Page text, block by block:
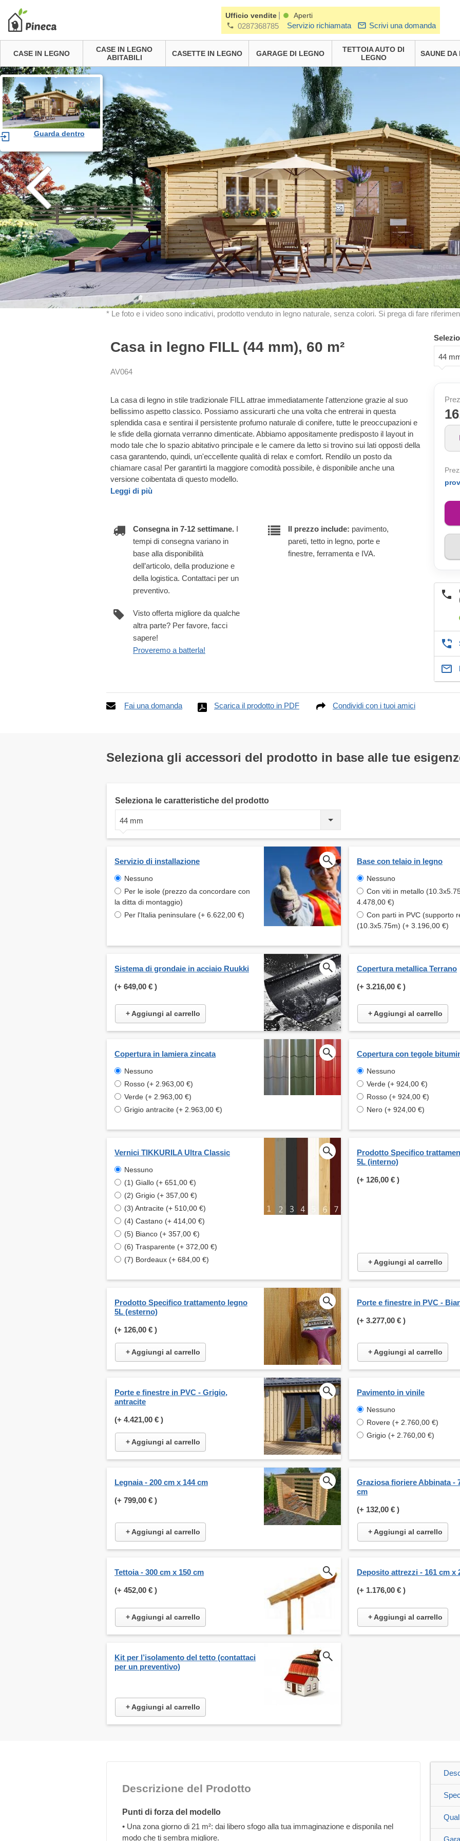
Ufficio vendite Aperti
0287368785 Servizio richiamata Scrivi una domanda
CASE IN LEGNO
CASE IN LEGNO
ABITABILI
CASETTE IN LEGNO GARAGE DI LEGNO
TETTOIA AUTO DI
LEGNO
SAUNE DA
Guarda dentro
* Le foto e i video sono indicativi, prodotto venduto in legno naturale, senza colori. Si prega di fare
Casa in legno FILL (44 mm), 60 m²
AV064
La casa di legno in stile tradizionale FILL attrae immediatamente l'attenzione grazie al suo
bellissimo aspetto classico. Possiamo assicurarti che una volta che entrerai in questa
splendida casa e sentirai il ​​persistente profumo naturale di conifere, tutte le preoccupazioni e
le sfide della giornata verranno dimenticate. Abbiamo appositamente predisposto il layout in
modo tale che lo spazio abitativo principale e le camere da letto si trovino sui lati opposti della
casa garantendo, quindi, un'eccellente qualità di relax e comfort. Rendilo un posto da
chiamare casa! Per garantirti la maggiore comodità possibile, è disponibile anche una
versione coibentata di questo modello.
Leggi di più
Consegna in 7-12 settimane. I
tempi di consegna variano in
base alla disponibilità
dell’articolo, della produzione e
della logistica. Contattaci per un
preventivo.
Il prezzo include: pavimento,
pareti, tetto in legno, porte e
finestre, ferramenta e IVA.
Visto offerta migliore da qualche
altra parte? Per favore, facci
sapere!
Proveremo a batterla!
44
Fai una domanda Scarica il prodotto in PDF Condividi con i tuoi amici
Seleziona gli accessori del prodotto in base alle tue
Seleziona le caratteristiche del prodotto
44 mm
Servizio di installazione
Nessuno
Per le isole (prezzo da concordare con
la ditta di montaggio)
Per l'Italia peninsulare (+ 6.622,00 €)
Base con telaio in legno
Nessuno
Con viti in metallo
4.478,00 €)
Con parti in PVC (supporto
(10.3x5.75m) (+ 3.196,00 €)
Sistema di grondaie in acciaio Ruukki
(+ 649,00 € )
+ Aggiungi al carrello
Copertura metallica Terrano
(+ 3.216,00 € )
+ Aggiungi al carrello
Copertura in lamiera zincata
Nessuno
Rosso (+ 2.963,00 €)
Verde (+ 2.963,00 €)
Grigio antracite (+ 2.963,00 €)
Copertura con tegole
Nessuno
Verde (+ 924,00 €)
Rosso (+ 924,00 €)
Nero (+ 924,00 €)
Vernici TIKKURILA Ultra Classic
Nessuno
(1) Giallo (+ 651,00 €)
(2) Grigio (+ 357,00 €)
(3) Antracite (+ 510,00 €)
(4) Castano (+ 414,00 €)
(5) Bianco (+ 357,00 €)
(6) Trasparente (+ 372,00 €)
(7) Bordeaux (+ 684,00 €)
Prodotto Specifico
5L (interno)
(+ 126,00 € )
+ Aggiungi al carrello
Prodotto Specifico trattamento legno
5L (esterno)
(+ 126,00 € )
+ Aggiungi al carrello
Porte e finestre in PVC -
(+ 3.277,00 € )
+ Aggiungi al carrello
Porte e finestre in PVC - Grigio,
antracite
(+ 4.421,00 € )
+ Aggiungi al carrello
Pavimento in vinile
Nessuno
Rovere (+ 2.760,00 €)
Grigio (+ 2.760,00 €)
Legnaia - 200 cm x 144 cm
(+ 799,00 € )
+ Aggiungi al carrello
Graziosa fioriere Abbinata -
cm
(+ 132,00 € )
+ Aggiungi al carrello
Tettoia - 300 cm x 150 cm
(+ 452,00 € )
+ Aggiungi al carrello
Deposito attrezzi - 161 cm x
(+ 1.176,00 € )
+ Aggiungi al carrello
Kit per l’isolamento del tetto (contattaci
per un preventivo)
+ Aggiungi al carrello
Descrizione del Prodotto
Punti di forza del modello
• Una zona giorno di 21 m²: dai libero sfogo alla tua immaginazione e disponila nel
modo che ti sembra migliore.